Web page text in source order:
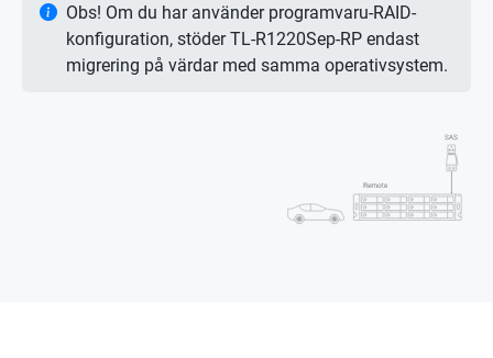
Obs! Om du har använder programvaru-RAID-
konfiguration, stöder TL-R1220Sep-RP endast
migrering på värdar med samma operativsystem.